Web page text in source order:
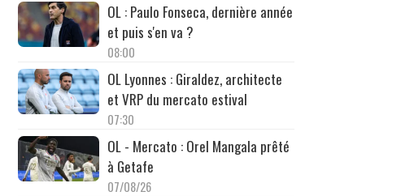
OL : Paulo Fonseca, dernière année
et puis s'en va ?
08:00
OL Lyonnes : Giraldez, architecte
et VRP du mercato estival
07:30
OL - Mercato : Orel Mangala prêté
à Getafe
07/08/26